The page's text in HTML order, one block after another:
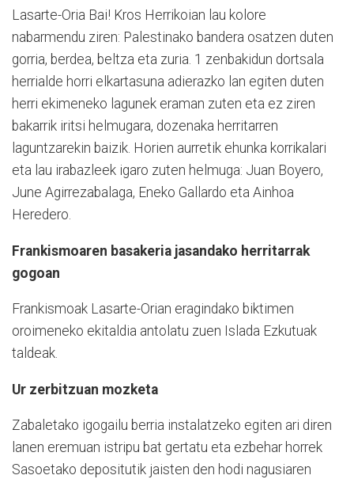
Lasarte-Oria Bai! Kros Herrikoian lau kolore
nabarmendu ziren: Palestinako bandera osatzen duten
gorria, berdea, beltza eta zuria. 1 zenbakidun dortsala
herrialde horri elkartasuna adierazko lan egiten duten
herri ekimeneko lagunek eraman zuten eta ez ziren
bakarrik iritsi helmugara, dozenaka herritarren
laguntzarekin baizik. Horien aurretik ehunka korrikalari
eta lau irabazleek igaro zuten helmuga: Juan Boyero,
June Agirrezabalaga, Eneko Gallardo eta Ainhoa
Heredero.
Frankismoaren basakeria jasandako herritarrak
gogoan
Frankismoak Lasarte-Orian eragindako biktimen
oroimeneko ekitaldia antolatu zuen Islada Ezkutuak
taldeak.
Ur zerbitzuan mozketa
Zabaletako igogailu berria instalatzeko egiten ari diren
lanen eremuan istripu bat gertatu eta ezbehar horrek
Sasoetako depositutik jaisten den hodi nagusiaren